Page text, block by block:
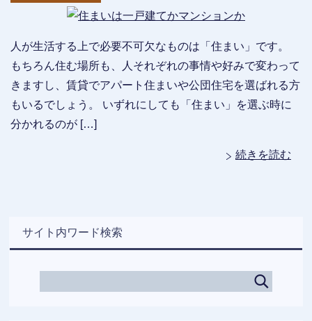
人が生活する上で必要不可欠なものは「住まい」です。
もちろん住む場所も、人それぞれの事情や好みで変わって
きますし、賃貸でアパート住まいや公団住宅を選ばれる方
もいるでしょう。 いずれにしても「住まい」を選ぶ時に
分かれるのが […]
続きを読む
サイト内ワード検索